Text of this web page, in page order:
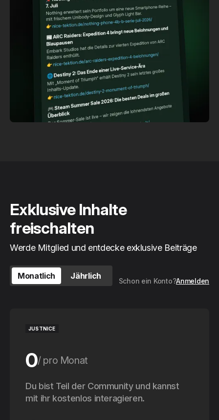
Exklusive Inhalte
freischalten
Werde Mitglied und entdecke exklusive Beiträge
Monatlich Jährlich
Schon ein Konto?Anmelden
JUSTNICE
0 pro Monat
0 pro Jahr
Du bist Teil der Community und kannst
mit ihr kostenlos interagieren.